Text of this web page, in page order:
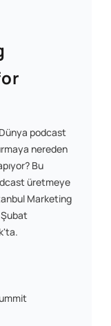
Dünya podcast
nereden
Bu
üretmeye
Marketing